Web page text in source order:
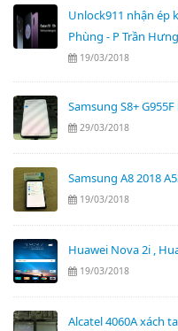
Unlock911 nhận ép
Phùng - P Trần
19/03/2018
Samsung S8+
29/03/2018
Samsung A8 2018
19/03/2018
Huawei Nova 2i ,
19/03/2018
Alcatel 4060A xách